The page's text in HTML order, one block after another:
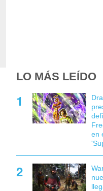
LO MÁS LEÍDO
en